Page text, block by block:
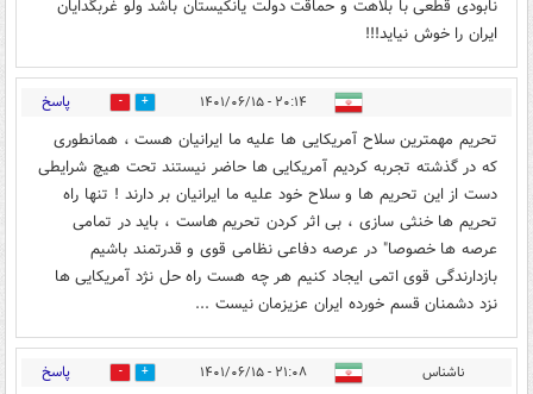
نابودی قطعی با بلاهت و حماقت دولت یانکیستان باشد ولو غربگدایان
ایران را خوش نیاید!!!
۲۰:۱۴ - ۱۴۰۱/۰۶/۱۵ 4 پاسخ
تحریم مهمترین سلاح آمریکایی ها علیه ما ایرانیان هست ، همانطوری
که در گذشته تجربه کردیم آمریکایی ها حاضر نیستند تحت هیچ شرایطی
دست از این تحریم ها و سلاح خود علیه ما ایرانیان بر دارند ! تنها راه
تحریم ها خنثی سازی ، بی اثر کردن تحریم هاست ، باید در تمامی
عرصه ها خصوصا" در عرصه دفاعی نظامی قوی و قدرتمند باشیم
بازدارندگی قوی اتمی ایجاد کنیم هر چه هست راه حل نژد آمریکایی ها
نزد دشمنان قسم خورده ایران عزیزمان نیست ...
ناشناس ۲۱:۰۸ - ۱۴۰۱/۰۶/۱۵ 0 پاسخ